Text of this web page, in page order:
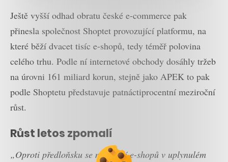
Ještě vyšší odhad obratu české e-commerce pak
přinesla společnost Shoptet provozující platformu, na
které běží dvacet tisíc e-shopů, tedy téměř polovina
celého trhu. Podle ní internetové obchody dosáhly tržeb
na úrovni 161 miliard korun, stejně jako APEK to pak
podle Shoptetu představuje patnáctiprocentní meziroční
růst.
Růst letos zpomalí
„Oproti předloňsku se množství e-shopů v uplynulém